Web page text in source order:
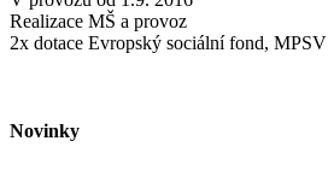
Realizace MŠ a provoz
2x dotace Evropský sociální fond, MPSV
Novinky